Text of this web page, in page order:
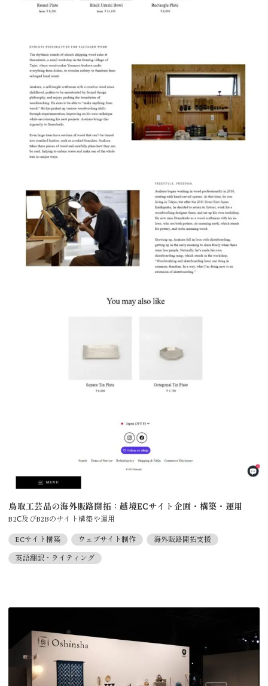
鳥取工芸品の海外販路開拓：越境ECサイト企画・構築・運用
B2Ⅽ及びB2Bのサイト構築や運用
ECサイト構築 ウェブサイト制作 海外販路開拓支援
英語翻訳・ライティング